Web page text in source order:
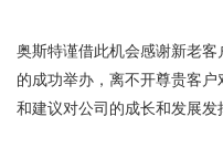
奥斯特谨借此机会感谢新老
的成功举办，离不开尊贵客
和建议对公司的成长和发展发